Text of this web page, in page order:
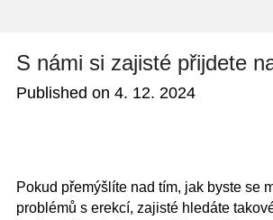
S námi si zajisté přijdete
Published on 4. 12. 2024
Pokud přemýšlíte nad tím, jak byste se
problémů s erekcí, zajisté hledáte